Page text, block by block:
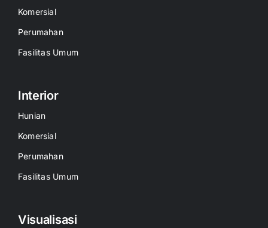
Komersial
Perumahan
Fasilitas Umum
Interior
Hunian
Komersial
Perumahan
Fasilitas Umum
Visualisasi